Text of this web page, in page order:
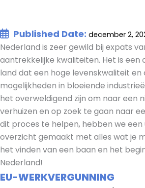
Published Date: december 2,
Nederland is zeer gewild bij expats
aantrekkelijke kwaliteiten. Het is een
land dat een hoge levenskwaliteit en
mogelijkheden in bloeiende
het overweldigend zijn om naar een
verhuizen en op zoek te gaan naar
dit proces te helpen, hebben we een
overzicht gemaakt met alles wat je
het vinden van een baan en het
Nederland!
EU-WERKVERGUNNING